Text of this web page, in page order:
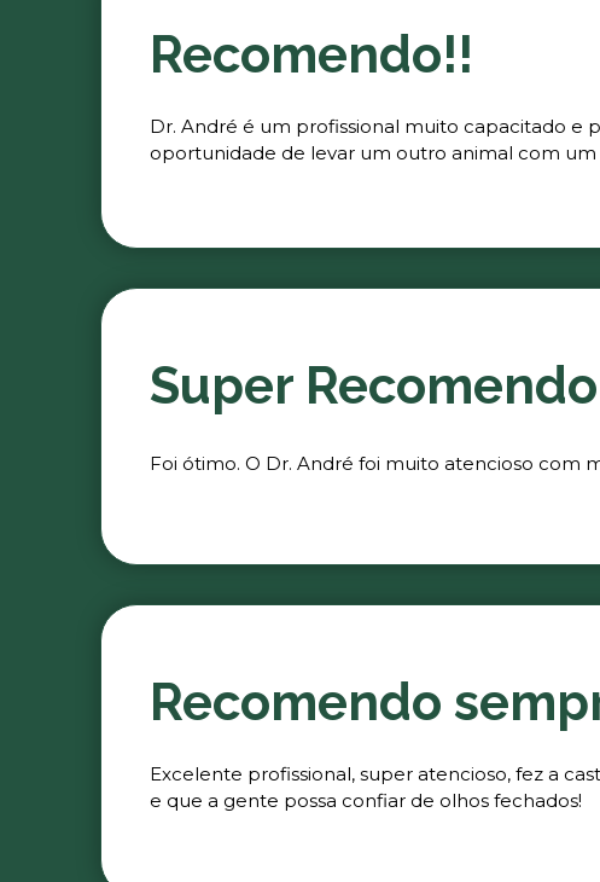
Recomendo!!
Dr. André é um profissional muito capacitado e
oportunidade de levar um outro animal com
Super
Foi ótimo. O Dr. André foi muito atencioso com
Recomendo
Excelente profissional, super atencioso, fez a
e que a gente possa confiar de olhos fechados!